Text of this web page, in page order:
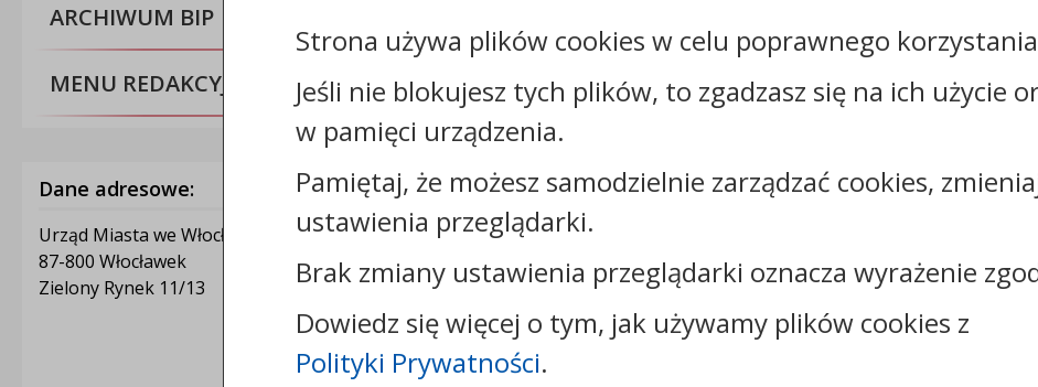
ARCHIWUM BIP
MENU REDAKCYJNE
Dane adresowe:
Urząd Miasta we Włocławku
87-800 Włocławek
Zielony Rynek 11/13
Kontakt:
tel.:+48544144000
faks: +48544144444
e-mail:poczta@um.wloclawek.pl
skrytka ePUAP: /umwloclawek/SkrytkaESP lub
/umwloclawek/skrytka
strona www:
Strona używa plików cookies w celu poprawnego
Jeśli nie blokujesz tych plików, to zgadzasz się na ich użycie
w pamięci urządzenia.
Pamiętaj, że możesz samodzielnie zarządzać cookies,
ustawienia przeglądarki.
Brak zmiany ustawienia przeglądarki oznacza wyrażenie
Dowiedz się więcej o tym, jak używamy plików cookies z
Polityki Prywatności.